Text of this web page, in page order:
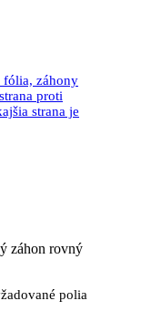
fólia, záhony
proti
strana je
záhon rovný
polia